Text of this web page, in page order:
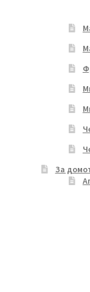
За